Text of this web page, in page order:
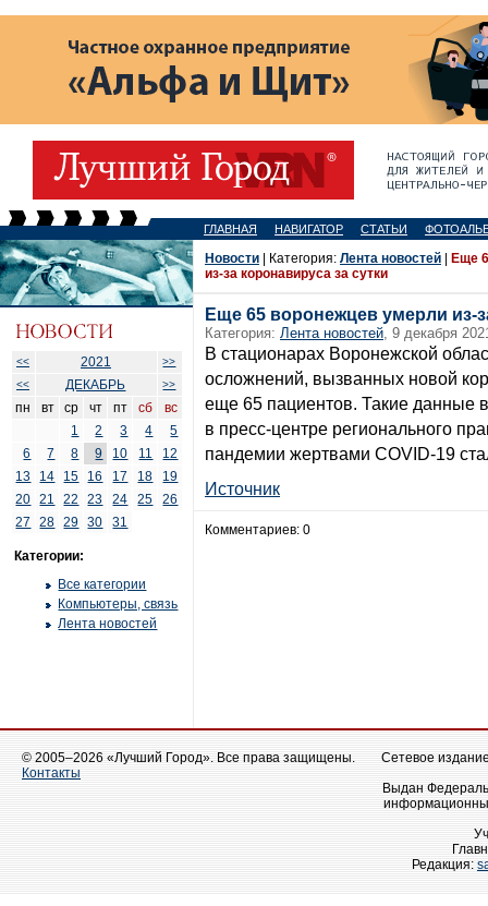
ГЛАВНАЯ НАВИГАТОР СТАТЬИ
<< 2021
>>
<<
ДЕКАБРЬ >>
пн вт ср чт пт сб
вс
1
2 3 4
5
6
7 8 9 10 11
12
13
14 15 16 17 18
19
20
21 22 23 24 25
26
27
28 29 30 31
Категории:
Все категории
Компьютеры, связь
Лента новостей
Новости | Категория: Лента новостей
Еще
из-за коронавируса за сутки
Еще 65 воронежцев умерли из-
Категория: Лента новостей, 9 декабря
В стационарах Воронежской
осложнений, вызванных новой
еще 65 пациентов. Такие данные
в пресс-центре регионального
пандемии жертвами COVID-19
Источник
Комментариев: 0
© 2005–2026 «Лучший Город». Все права защищены.
Контакты
Сетевое
Выдан
Редакция: